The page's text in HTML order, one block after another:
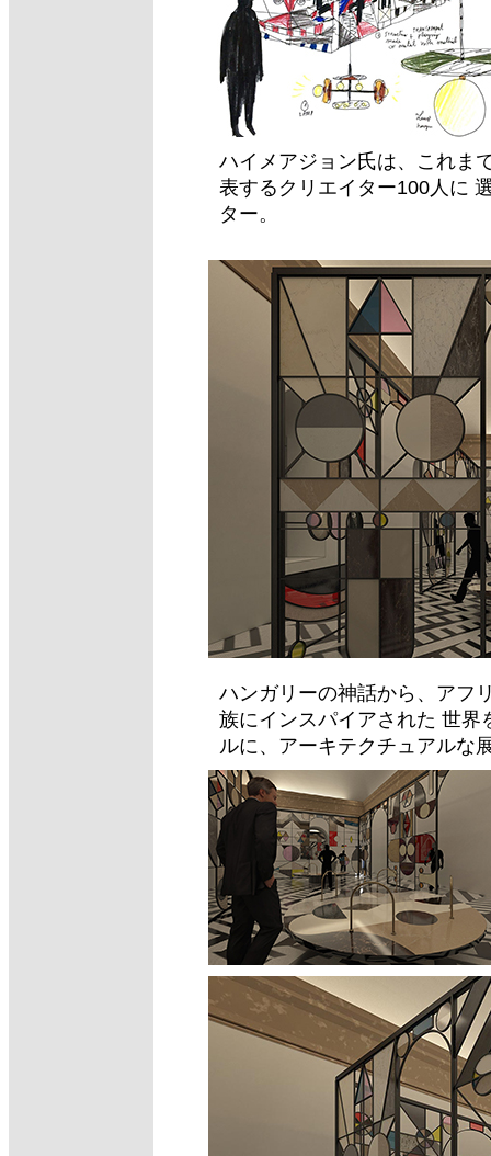
ハイメアジョン氏は、これま
表するクリエイター100人に
ター。
ハンガリーの神話から、アフ
族にインスパイアされた 世界
ルに、アーキテクチュアルな